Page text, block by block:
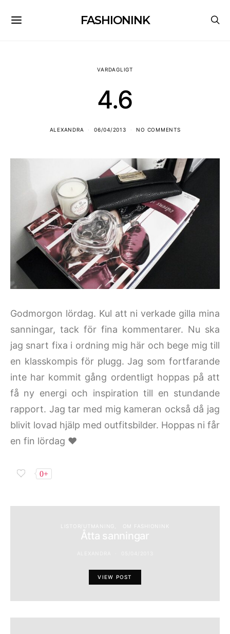
FASHIONINK
VARDAGLIGT
4.6
ALEXANDRA 06/04/2013 NO COMMENTS
Godmorgon lördag. Kul att ni verkade gilla mina
sanningar, tack för fina kommentarer. Nu ska
jag snart fixa i ordning mig här och bege mig till
en klasskompis för plugg. Jag som fortfarande
inte har kommit gång ordentligt hoppas på att
få ny energi och inspiration till en stundande
rapport. Jag tar med mig kameran också då jag
blivit lovad hjälp med outfitsbilder. Hoppas ni får
en fin lördag ♥
0+
LISTOR/UTMANING OM FASHIONINK
Åtta sanningar
VIEW POST